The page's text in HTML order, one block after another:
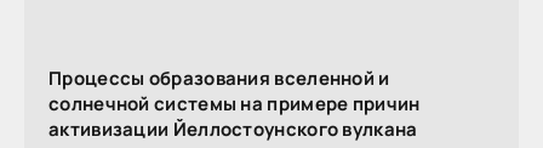
Процессы образования вселенной и
солнечной системы на примере причин
активизации Йеллостоунского вулкана